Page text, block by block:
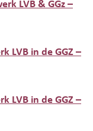
LVB & GGz –
LVB in de GGZ –
LVB in de GGZ –